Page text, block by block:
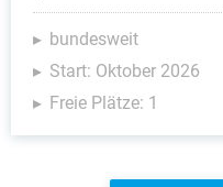
bundesweit
Start: Oktober 2026
Freie Plätze: 1